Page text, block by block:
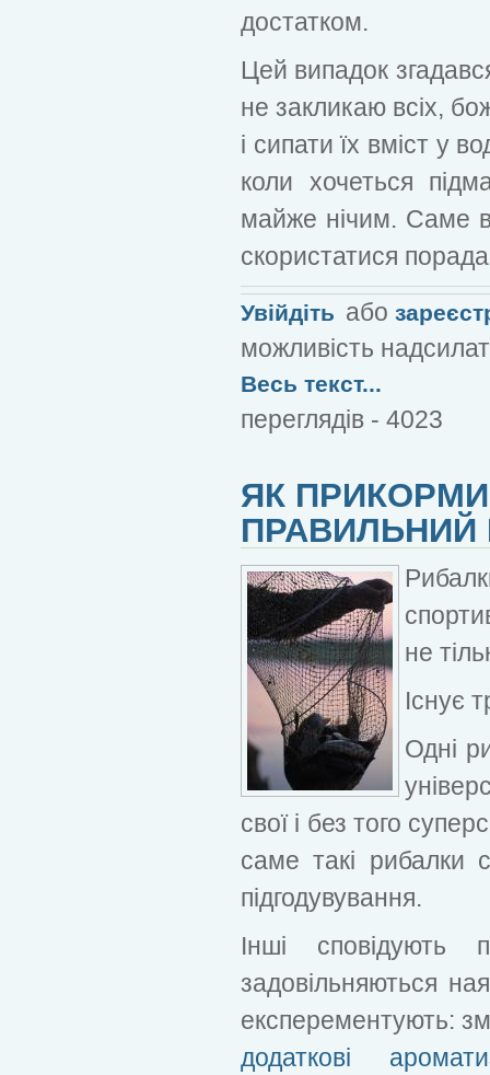
достатком.
Цей випадок
не закликаю всіх,
і сипати їх вміст у
коли хочеться
майже нічим. Саме в
скористатися
Увійдіть або
можливість
Весь текст...
переглядів - 4023
ЯК
ПРАВИЛЬНИЙ
не
Існує
Одні
свої і без того
саме такі рибалки
підгодувування.
Інші сповідують
задовільняються
експерементують:
додаткові